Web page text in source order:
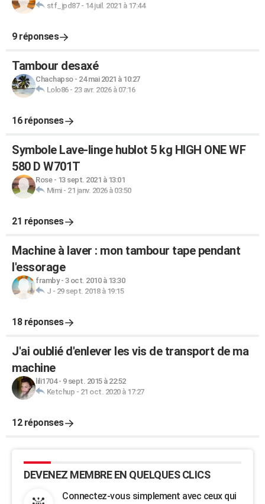
stf_jpd87- 14 juil. 2021 à 17:44
9 réponses
Tambour desaxé
Chachapso- 24 mai 2021 à 10:27
Lolo86- 23 avr. 2026 à 07:16
16 réponses
Symbole Lave-linge hublot 5 kg HIGH ONE WF
580 D W701T
Rose- 13 sept. 2021 à 13:01
Mimi- 21 janv. 2026 à 03:50
21 réponses
Machine à laver : mon tambour tape pendant
l'essorage
framby- 3 oct. 2010 à 13:30
J - 29 sept. 2018 à 19:15
18 réponses
J'ai oublié d'enlever les vis de transport de ma
machine
lili1704- 9 sept. 2015 à 22:52
Ketchup - 21 oct. 2020 à 17:27
12 réponses
DEVENEZ MEMBRE EN QUELQUES CLICS
Connectez-vous simplement avec ceux qui